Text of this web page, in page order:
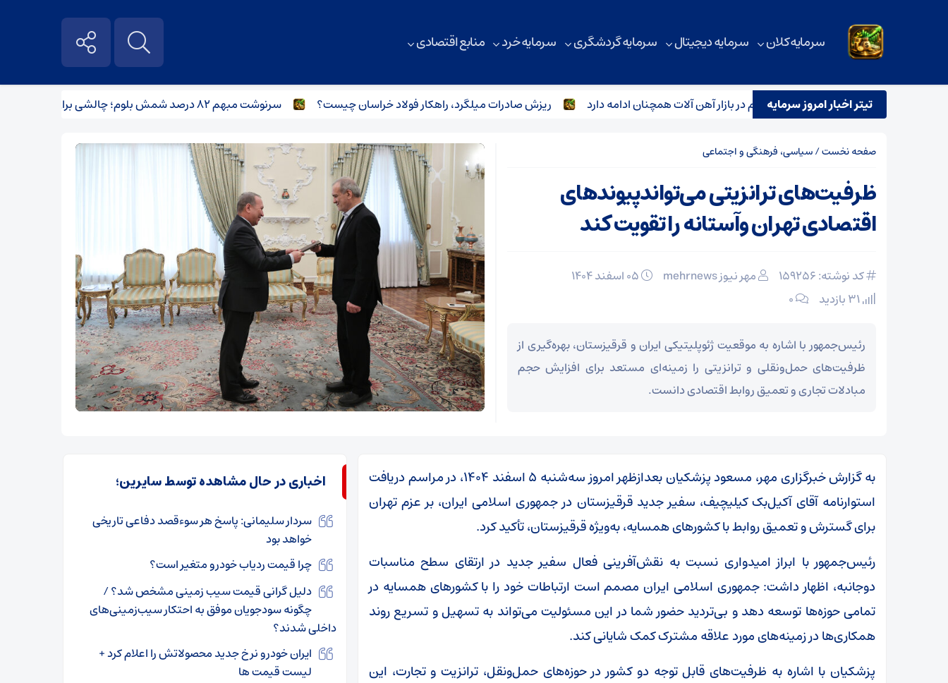
سرمایه کلان سرمایه دیجیتال سرمایه گردشگری سرمایه خرد منابع اقتصادی
تیتر اخبار امروز سرمایهعقبگرد قیمتی آهن آلات تلاطم در بازار آهن‌ آلات همچنان ادامه دارد ریزش صادرات میلگرد، راهکار فولاد خراسان چیست؟ سرنوشت مبهم ۸۲ درصد شمش بلوم؛ چالشی برای شفافیت بازار
صفحه نخست/سیاسی، فرهنگی و اجتماعی
ظرفیت‌های ترانزیتی می‌تواندپیوندهای
اقتصادی تهران وآستانه را تقویت کند
کد نوشته: 159256 مهر نیوز mehrnews
۰
رئیس‌جمهور با اشاره به موقعیت ژئوپلیتیکی ایران و قرقیزستان، بهره‌گیری از
ظرفیت‌های حمل‌ونقلی و ترانزیتی را زمینه‌ای مستعد برای افزایش حجم
مبادلات تجاری و تعمیق روابط اقتصادی دانست.
به گزارش خبرگزاری مهر، مسعود پزشکیان بعدازظهر امروز سه‌شنبه ۵ اسفند ۱۴۰۴، در مراسم دریافت
استوارنامه آقای آکیل‌بک کیلیچیف، سفیر جدید قرقیزستان در جمهوری اسلامی ایران، بر عزم تهران
برای گسترش و تعمیق روابط با کشورهای همسایه، به‌ویژه قرقیزستان، تأکید کرد.
رئیس‌جمهور با ابراز امیدواری نسبت به نقش‌آفرینی فعال سفیر جدید در ارتقای سطح مناسبات
دوجانبه، اظهار داشت: جمهوری اسلامی ایران مصمم است ارتباطات خود را با کشورهای همسایه در
تمامی حوزه‌ها توسعه دهد و بی‌تردید حضور شما در این مسئولیت می‌تواند به تسهیل و تسریع روند
همکاری‌ها در زمینه‌های مورد علاقه مشترک کمک شایانی کند.
پزشکیان با اشاره به ظرفیت‌های قابل توجه دو کشور در حوزه‌های حمل‌ونقل، ترانزیت و تجارت، این
اخباری در حال مشاهده توسط سایرین؛
سردار سلیمانی: پاسخ هر سوءقصد دفاعی تاریخی
خواهد بود
چرا قیمت ردیاب خودرو متغیر است؟
دلیل گرانی قیمت سیب زمینی مشخص شد؟ /
چگونه سودجویان موفق به احتکار سیب‌زمینی‌های
داخلی شدند؟
ایران خودرو نرخ جدید محصولاتش را اعلام کرد +
لیست قیمت ها